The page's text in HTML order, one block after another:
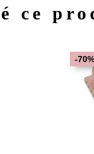
ce
-70%